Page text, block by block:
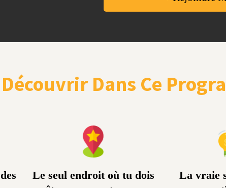
Dans Ce
Le seul endroit où tu dois
La vraie